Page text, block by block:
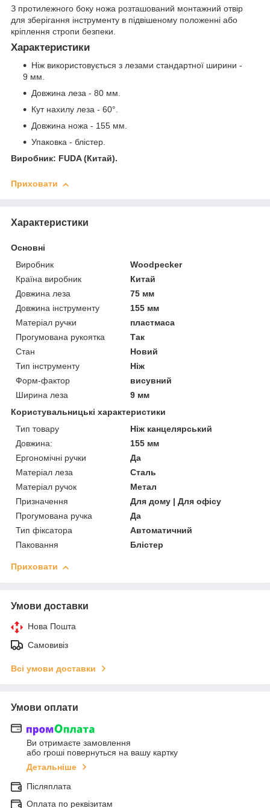
З протилежного боку ножа розташований монтажний отвір
для зберігання інструменту в підвішеному положенні або
кріплення стропи безпеки.
Характеристики
Ніж використовується з лезами стандартної ширини -
9 мм.
Довжина леза - 80 мм.
Кут нахилу леза - 60°.
Довжина ножа - 155 мм.
Упаковка - блістер.
Виробник: FUDA (Китай).
Приховати
Характеристики
Основні
Виробник
Woodpecker
Країна виробник
Китай
Довжина леза
75 мм
Довжина інструменту
155 мм
Матеріал ручки
пластмаса
Прогумована рукоятка
Так
Стан
Новий
Тип інструменту
Ніж
Форм-фактор
висувний
Ширина леза
9 мм
Користувальницькі характеристики
Тип товару
Ніж канцелярський
Довжина:
155 мм
Ергономічні ручки
Да
Матеріал леза
Сталь
Матеріал ручок
Метал
Призначення
Для дому | Для офісу
Прогумована ручка
Да
Тип фіксатора
Автоматичний
Паковання
Блістер
Приховати
Умови доставки
Нова Пошта
Самовивіз
Всі умови доставки
Умови оплати
Ви отримаєте замовлення
або гроші повернуться на вашу картку
Детальніше
Післяплата
Оплата по реквізитам